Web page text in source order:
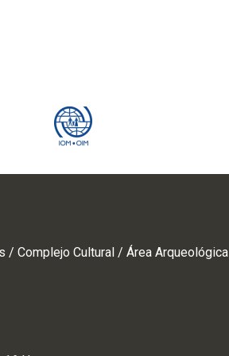
Complejo Cultural / Área Arqueológica